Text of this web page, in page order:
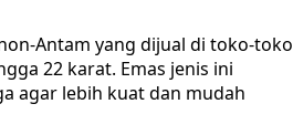
Antam yang dijual di toko-toko
22 karat. Emas jenis ini
agar lebih kuat dan mudah